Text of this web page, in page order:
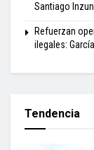
Santiago
Refuerzan
ilegales:
Tendencia